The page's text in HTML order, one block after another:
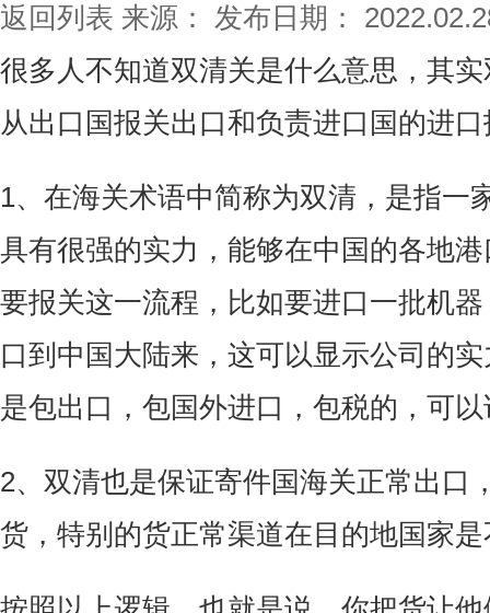
返回列表 来源： 发布日期：
很多人不知道双清关是什么意思，其
从出口国报关出口和负责进口国的进
1、在海关术语中简称为双清，是指一
具有很强的实力，能够在中国的各地
要报关这一流程，比如要进口一批机
口到中国大陆来，这可以显示公司的
是包出口，包国外进口，包税的，可
2、双清也是保证寄件国海关正常出口
货，特别的货正常渠道在目的地国家